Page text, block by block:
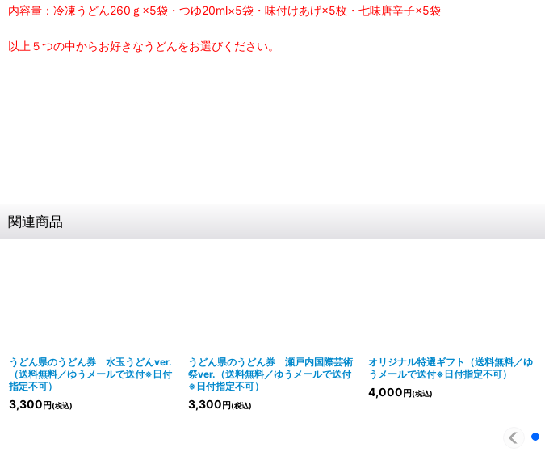
内容量：冷凍うどん260ｇ×5袋・つゆ20ml×5袋・味付けあげ×5枚・七味唐辛子×5袋
以上５つの中からお好きなうどんをお選びください。
関連商品
うどん県のうどん券 水玉うどんver.
（送料無料／ゆうメールで送付※日付
指定不可）
3,300 円(税込)
うどん県のうどん券 瀬戸内国際芸術
祭ver.（送料無料／ゆうメールで送付
※日付指定不可）
3,300 円(税込)
オリジナル特選ギフト（送料無料／ゆ
うメールで送付※日付指定不可）
4,000 円(税込)